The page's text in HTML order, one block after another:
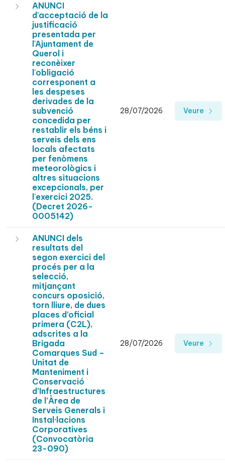
ANUNCI
d'acceptació de la
justificació
presentada per
l'Ajuntament de
Querol i
reconèixer
l'obligació
corresponent a
les despeses
derivades de la
subvenció
concedida per
restablir els béns i
serveis dels ens
locals afectats
per fenòmens
meteorològics i
altres situacions
excepcionals, per
l'exercici 2025.
(Decret 2026-
0005142)
28/07/2026 Veure
ANUNCI dels
resultats del
segon exercici del
procés per a la
selecció,
mitjançant
concurs oposició,
torn lliure, de dues
places d’oficial
primera (C2L),
adscrites a la
Brigada
Comarques Sud –
Unitat de
Manteniment i
Conservació
d’Infraestructures
de l’Àrea de
Serveis Generals i
Instal·lacions
Corporatives
(Convocatòria
23-090)
28/07/2026 Veure